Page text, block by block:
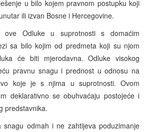
u bilo kojem pravnom postupku koji
ili izvan Bosne i Hercegovine.
ove Odluke u suprotnosti s domaćim
sa bilo kojim od predmeta koji su njom
će biti mjerodavna. Odluke visokog
pravnu snagu i prednost u odnosu na
koje je s njima u suprotnosti. Ovom
deklarativno se obuhvaćaju postojeće i
predstavnika.
odmah i ne zahtijeva poduzimanje